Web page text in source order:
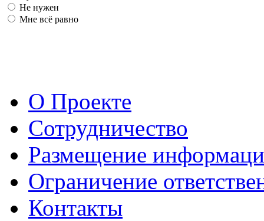
Не нужен
Мне всё равно
О Проекте
Сотрудничество
Размещение
Ограничение
Контакты